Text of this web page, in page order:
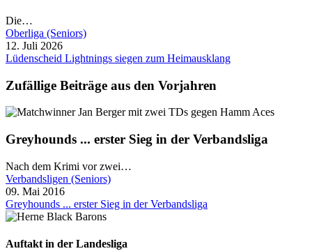
Die…
Oberliga (Seniors)
12. Juli 2026
Lüdenscheid Lightnings siegen zum Heimausklang
Zufällige Beiträge aus den Vorjahren
Greyhounds ... erster Sieg in der Verbandsliga
Nach dem Krimi vor zwei…
Verbandsligen (Seniors)
09. Mai 2016
Greyhounds ... erster Sieg in der Verbandsliga
Auftakt in der Landesliga